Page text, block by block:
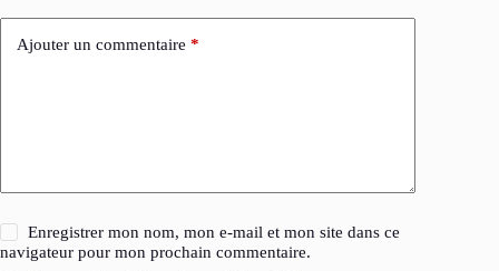
Ajouter un commentaire *
Enregistrer mon nom, mon e-mail et mon site dans ce
navigateur pour mon prochain commentaire.